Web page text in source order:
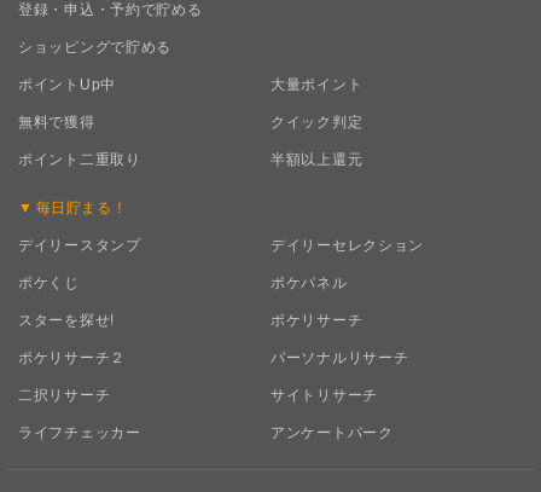
登録・申込・予約で貯める
ショッピングで貯める
ポイントUp中 大量ポイント
無料で獲得 クイック判定
ポイント二重取り 半額以上還元
毎日 貯まる！
デイリースタンプ デイリーセレクション
ポケくじ ポケパネル
スターを探せ! ポケリサーチ
ポケリサーチ２ パーソナルリサーチ
二択リサーチ サイトリサーチ
ライフチェッカー アンケートパーク